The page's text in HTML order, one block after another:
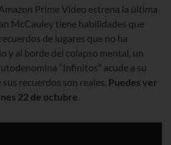
Prime Video estrena la última
McCauley tiene habilidades que
de lugares que no ha
y al borde del colapso mental, un
“Infinitos” acude a su
recuerdos son reales. Puedes ver
22 de octubre.